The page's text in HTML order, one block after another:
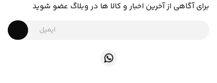
برای آگاهی از آخرین اخبار و کالا ها در وبلاگ عضو شوید